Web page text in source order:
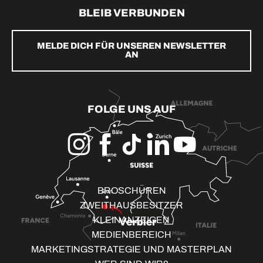
BLEIB VERBUNDEN
MELDE DICH FÜR UNSEREN NEWSLETTER
AN
FOLGE UNS AUF
BROSCHÜREN
ZWEITHAUSBESITZER
KLEINANZEIGEN
MEDIENBEREICH
MARKETINGSTRATEGIE UND MASTERPLAN